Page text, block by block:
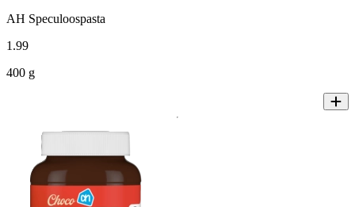
AH Speculoospasta
1 .99
400 g